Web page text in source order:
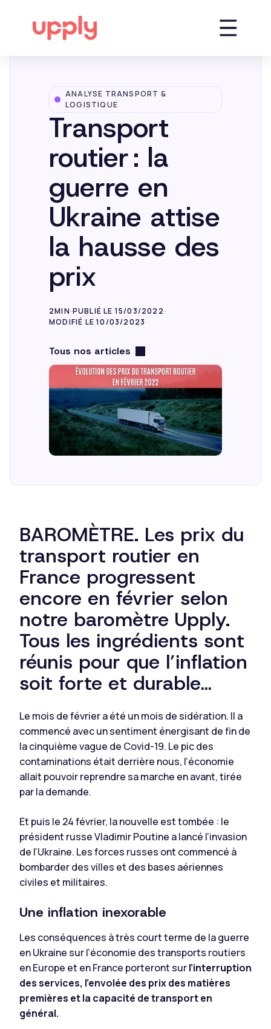
Plateforme
Market Insights
Ressources
ANALYSE TRANSPORT &
LOGISTIQUE
Transport
routier : la
guerre en
Ukraine attise
la hausse des
prix
2MIN PUBLIÉ LE 15/03/2022
MODIFIÉ LE 10/03/2023
Tous nos articles
BAROMÈTRE. Les prix du
transport routier en
France progressent
encore en février selon
notre baromètre Upply.
Tous les ingrédients sont
réunis pour que l’inflation
soit forte et durable…
Le mois de février a été un mois de sidération. Il a
commencé avec un sentiment énergisant de fin de
la cinquième vague de Covid-19. Le pic des
contaminations était derrière nous, l’économie
allait pouvoir reprendre sa marche en avant, tirée
par la demande.
Et puis le 24 février, la nouvelle est tombée : le
président russe Vladimir Poutine a lancé l’invasion
de l’Ukraine. Les forces russes ont commencé à
bombarder des villes et des bases aériennes
civiles et militaires.
Une inflation inexorable
Les conséquences à très court terme de la guerre
en Ukraine sur l’économie des transports routiers
en Europe et en France porteront surl’interruption
des services, l’envolée des prix des matières
premières et la capacité de transport en
général.